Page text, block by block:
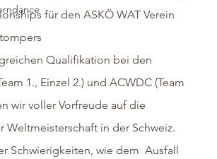
für den ASKÖ WAT Verein
Qualifikation bei den
1., Einzel 2.) und ACWDC (Team
wir voller Vorfreude auf die
Weltmeisterschaft in der Schweiz.
Schwierigkeiten, wie dem  Ausfall